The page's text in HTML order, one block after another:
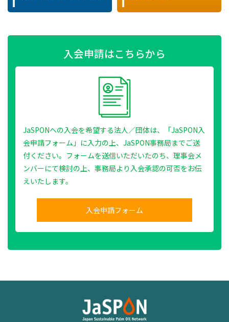
入会申請はこちらから
JaSPONへの入会を希望する法人／団体は、「JaSPON入
会申請フォーム」に入力の上、JaSPON事務局までご送
付ください。フォームを送信いただいたのち、理事会メ
ンバーにて検討の上、事務局より入会承認の可否をお伝
えいたします。
入会申請フォーム